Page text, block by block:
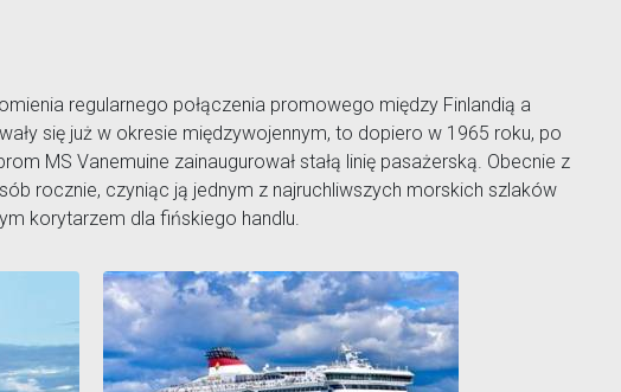
regularnego połączenia promowego między Finlandią a
się już w okresie międzywojennym, to dopiero w 1965 roku, po
MS Vanemuine zainaugurował stałą linię pasażerską. Obecnie z
rocznie, czyniąc ją jednym z najruchliwszych morskich szlaków
korytarzem dla fińskiego handlu.